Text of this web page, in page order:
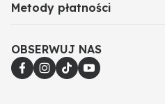
Metody płatności
OBSERWUJ NAS